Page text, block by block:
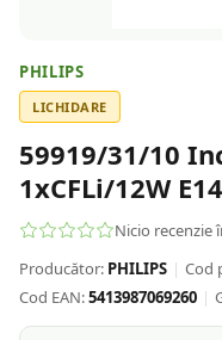
PHILIPS
LICHIDARE
59919/31/10
1xCFLi/12W
Nicio recenzie
Producător: PHILIPS | Cod
Cod EAN:5413987069260 |